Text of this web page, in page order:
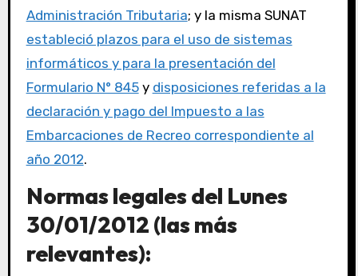
Administración Tributaria; y la misma SUNAT
estableció plazos para el uso de sistemas
informáticos y para la presentación del
Formulario N° 845y disposiciones referidas a la
declaración y pago del Impuesto a las
Embarcaciones de Recreo correspondiente al
año 2012.
Normas legales del Lunes
30/01/2012 (las más
relevantes):